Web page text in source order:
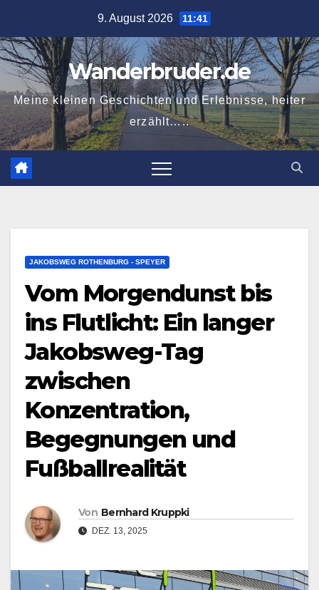
springen
9. August 2026 11:41
Wanderbruder.de
Meine kleinen Geschichten und Erlebnisse, heiter
erzählt…..
JAKOBSWEG ROTHENBURG - SPEYER
Vom Morgendunst bis
ins Flutlicht: Ein langer
Jakobsweg-Tag
zwischen
Konzentration,
Begegnungen und
Fußballrealität
Von Bernhard Kruppki
DEZ. 13, 2025